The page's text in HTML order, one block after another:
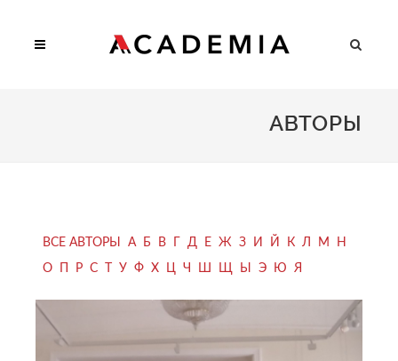
АВТОРЫ
ВСЕ АВТОРЫ А Б В Д Е Ж З И Й К Л М Н
О Р С У Ф Х Ц Ч Ш Щ Ы Э Ю Я